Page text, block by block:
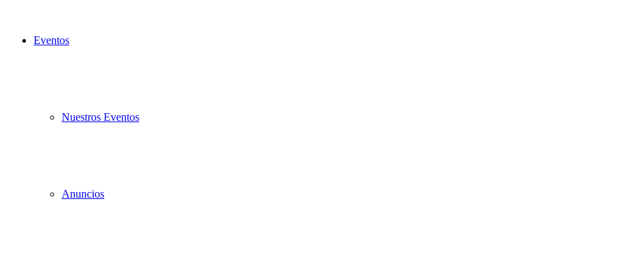
Eventos
Nuestros Eventos
Anuncios